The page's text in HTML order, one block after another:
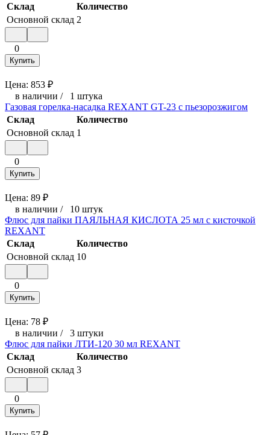
Склад
Количество
Основной склад 2
0
Купить
Цена: 853 ₽
в наличии / 1 штука
Газовая горелка-насадка REXANT GT-23 с пьезорозжигом
Склад
Количество
Основной склад 1
0
Купить
Цена: 89 ₽
в наличии / 10 штук
Флюс для пайки ПАЯЛЬНАЯ КИСЛОТА 25 мл с кисточкой
REXANT
Склад
Количество
Основной склад 10
0
Купить
Цена: 78 ₽
в наличии / 3 штуки
Флюс для пайки ЛТИ-120 30 мл REXANT
Склад
Количество
Основной склад 3
0
Купить